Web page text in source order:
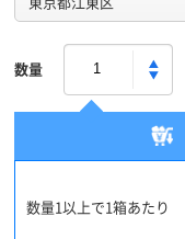
数量
数量1以上で1箱あたり